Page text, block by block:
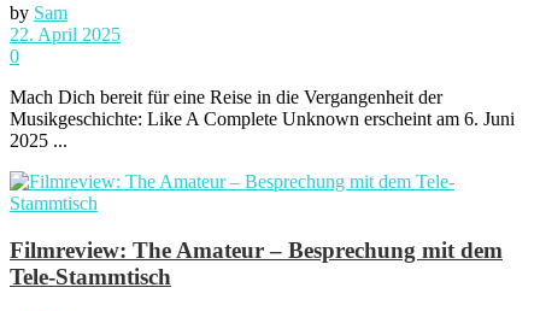
by Sam
22. April 2025
0
Mach Dich bereit für eine Reise in die Vergangenheit der
Musikgeschichte: Like A Complete Unknown erscheint am 6. Juni
2025 ...
Filmreview: The Amateur – Besprechung mit dem
Tele-Stammtisch